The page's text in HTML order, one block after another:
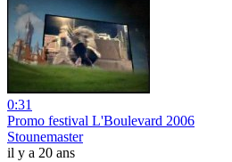
0:31
Promo festival L'Boulevard 2006
Stounemaster
il y a 20 ans